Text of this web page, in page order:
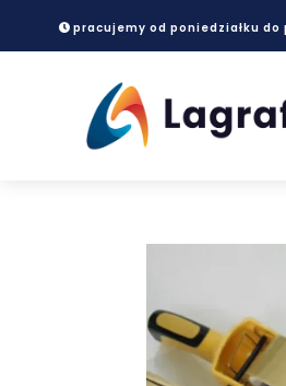
pracujemy od poniedziałku do